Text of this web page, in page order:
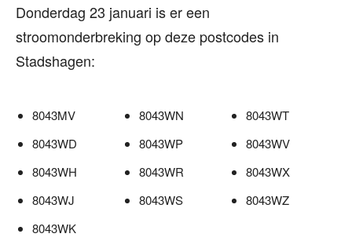
Donderdag 23 januari is er een
stroomonderbreking op deze postcodes in
Stadshagen:
8043MV
8043WD
8043WH
8043WJ
8043WK
8043WN
8043WP
8043WR
8043WS
8043WT
8043WV
8043WX
8043WZ